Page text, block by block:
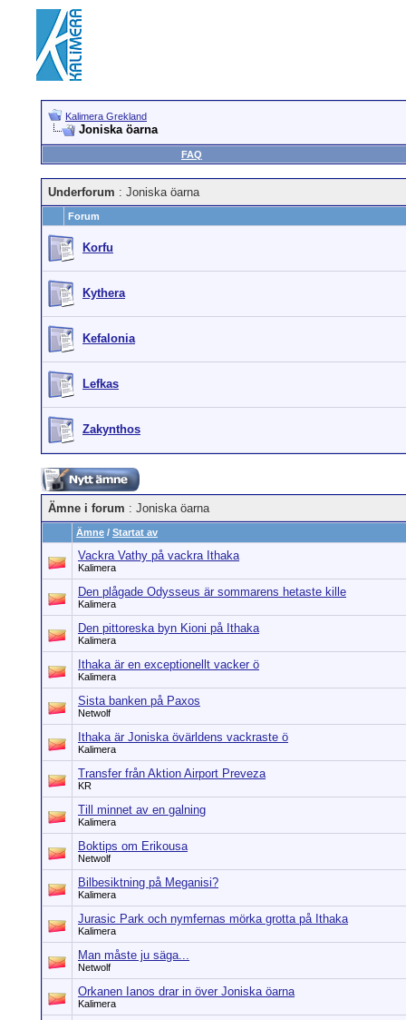
Kalimera Grekland
Joniska öarna
FAQ
Underforum : Joniska öarna
Forum
Korfu
Kythera
Kefalonia
Lefkas
Zakynthos
Ämne i forum : Joniska öarna
Ämne / Startat av
Vackra Vathy på vackra Ithaka
Kalimera
Den plågade Odysseus är sommarens hetaste kille
Kalimera
Den pittoreska byn Kioni på Ithaka
Kalimera
Ithaka är en exceptionellt vacker ö
Kalimera
Sista banken på Paxos
Netwolf
Ithaka är Joniska övärldens vackraste ö
Kalimera
Transfer från Aktion Airport Preveza
KR
Till minnet av en galning
Kalimera
Boktips om Erikousa
Netwolf
Bilbesiktning på Meganisi?
Kalimera
Jurasic Park och nymfernas mörka grotta på Ithaka
Kalimera
Man måste ju säga...
Netwolf
Orkanen Ianos drar in över Joniska öarna
Kalimera